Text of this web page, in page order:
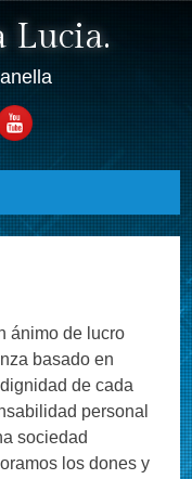
Lucia.
ánimo de lucro
basado en
de cada
personal
sociedad
los dones y